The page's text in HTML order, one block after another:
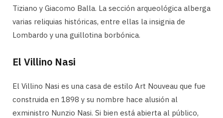
Tiziano y Giacomo Balla. La sección arqueológica alberga
varias reliquias históricas, entre ellas la insignia de
Lombardo y una guillotina borbónica.
El Villino Nasi
El Villino Nasi es una casa de estilo Art Nouveau que fue
construida en 1898 y su nombre hace alusión al
exministro Nunzio Nasi. Si bien está abierta al público,